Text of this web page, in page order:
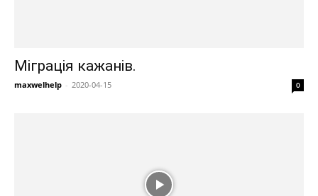
Міграція кажанів.
maxwelhelp - 2020-04-15 0